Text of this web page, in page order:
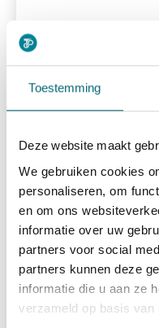
Toestemming
Deze website maakt
We gebruiken cookies
personaliseren, om
en om ons
informatie over uw
partners voor social
partners kunnen deze
informatie die u aan ze
verzameld op basis van
alarm 15-40 uur
directions_car Rijbewijs B